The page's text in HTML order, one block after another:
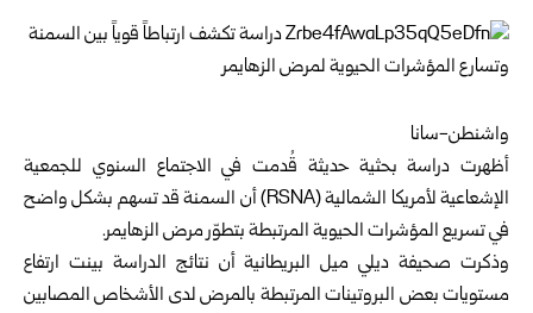
واشنطن-سانا
أظهرت دراسة بحثية حديثة قُدمت في الاجتماع السنوي للجمعية
الإشعاعية لأمريكا الشمالية (RSNA) أن السمنة قد تسهم بشكل واضح
في تسريع المؤشرات الحيوية المرتبطة بتطوّر مرض الزهايمر.
وذكرت صحيفة ديلي ميل البريطانية أن نتائج الدراسة بينت ارتفاع
مستويات بعض البروتينات المرتبطة بالمرض لدى الأشخاص المصابين